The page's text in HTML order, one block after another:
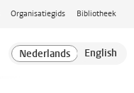
Organisatiegids Bibliotheek